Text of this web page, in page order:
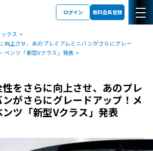
ログイン 無料会員登録
クス
向上させ、あのプレミアムミニバンがさらにグレー
ベンツ「新型Vクラス」発表
をさらに向上させ、あのプレ
がさらにグレードアップ！メ
ツ「新型Vクラス」発表